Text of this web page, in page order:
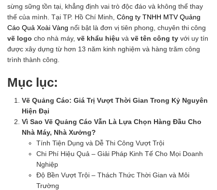
sừng sững tồn tại, khẳng định vai trò độc đáo và không thể thay
thế của mình. Tại TP. Hồ Chí Minh, Công ty TNHH MTV Quảng
Cáo Quả Xoài Vàng nổi bật là đơn vị tiên phong, chuyên thi công
vẽ logo cho nhà máy, vẽ khẩu hiệu và vẽ tên công ty với uy tín
được xây dựng từ hơn 13 năm kinh nghiệm và hàng trăm công
trình thành công.
Mục lục:
Vẽ Quảng Cáo: Giá Trị Vượt Thời Gian Trong Kỷ Nguyên
Hiện Đại
Vì Sao Vẽ Quảng Cáo Vẫn Là Lựa Chọn Hàng Đầu Cho
Nhà Máy, Nhà Xưởng?
Tính Tiện Dụng và Dễ Thi Công Vượt Trội
Chi Phí Hiệu Quả – Giải Pháp Kinh Tế Cho Mọi Doanh
Nghiệp
Độ Bền Vượt Trội – Thách Thức Thời Gian và Môi
Trường